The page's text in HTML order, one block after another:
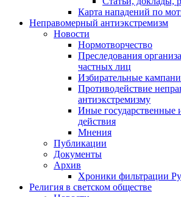
Карта нападений по
Неправомерный антиэкстремизм
Новости
Нормотворчество
Преследования
частных лиц
Избирательные
Противодействие
антиэкстремизму
Иные государственные
действия
Мнения
Публикации
Документы
Архив
Хроники фильтрации
Религия в светском обществе